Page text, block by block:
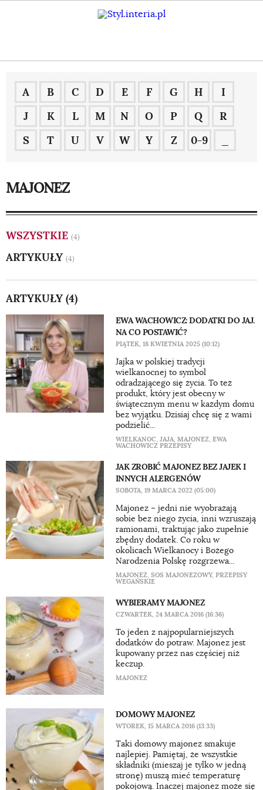
A B C D E F G H
I
J
K L M N O P Q
R
S
T U V W Y Z 0-9
MAJONEZ
WSZYSTKIE (4)
ARTYKUŁY (4)
ARTYKUŁY (4)
EWA WACHOWICZ: DODATKI DO JAJ.
NA CO POSTAWIĆ?
PIĄTEK, 18 KWIETNIA 2025 (10:12)
Jajka w polskiej tradycji
wielkanocnej to symbol
odradzającego się życia. To też
produkt, który jest obecny w
świątecznym menu w każdym domu
bez wyjątku. Dzisiaj chcę się z wami
podzielić...
WIELKANOC, JAJA, MAJONEZ, EWA
WACHOWICZ PRZEPISY
JAK ZROBIĆ MAJONEZ BEZ JAJEK I
INNYCH ALERGENÓW
SOBOTA, 19 MARCA 2022 (05:00)
Majonez – jedni nie wyobrażają
sobie bez niego życia, inni wzruszają
ramionami, traktując jako zupełnie
zbędny dodatek. Co roku w
okolicach Wielkanocy i Bożego
Narodzenia Polskę rozgrzewa...
MAJONEZ, SOS MAJONEZOWY, PRZEPISY
WEGAŃSKIE
WYBIERAMY MAJONEZ
CZWARTEK, 24 MARCA 2016 (16:36)
To jeden z najpopularniejszych
dodatków do potraw. Majonez jest
kupowany przez nas częściej niż
keczup.
MAJONEZ
DOMOWY MAJONEZ
WTOREK, 15 MARCA 2016 (13:33)
Taki domowy majonez smakuje
najlepiej. Pamiętaj, że wszystkie
składniki (mieszaj je tylko w jedną
stronę) muszą mieć temperaturę
pokojową. Inaczej majonez może się